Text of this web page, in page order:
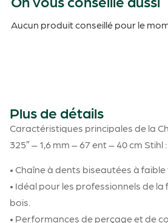
Aucun produit conseillé pour le
Plus de détails
Caractéristiques principales de la
325″ – 1,6 mm – 67 ent – 40 cm Stihl :
• Chaîne à dents biseautées à faible
• Idéal pour les professionnels de
bois.
• Performances de perçage et de